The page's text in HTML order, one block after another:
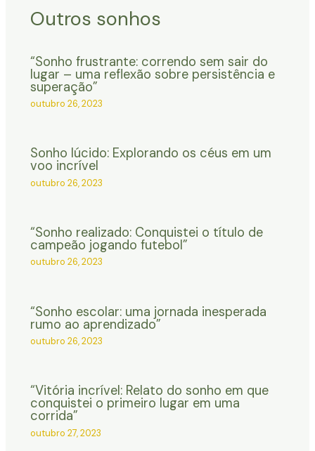
Outros sonhos
“Sonho frustrante: correndo sem sair do
lugar – uma reflexão sobre persistência e
superação”
outubro 26, 2023
Sonho lúcido: Explorando os céus em um
voo incrível
outubro 26, 2023
“Sonho realizado: Conquistei o título de
campeão jogando futebol”
outubro 26, 2023
“Sonho escolar: uma jornada inesperada
rumo ao aprendizado”
outubro 26, 2023
“Vitória incrível: Relato do sonho em que
conquistei o primeiro lugar em uma
corrida”
outubro 27, 2023